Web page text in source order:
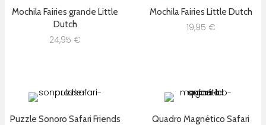
Mochila Fairies grande Little
Dutch
24,95 €
Mochila Fairies Little Dutch
19,95 €
Puzzle Sonoro Safari Friends
Quadro Magnético Safari